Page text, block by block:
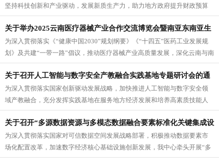
坚持科技创新和产业驱动，发展新质生产力，助力地方政府提升财政预算
管理水平，提高政府投融资能力...
关于举办2025云南医疗器械产业合作交流博览会暨南亚东南亚生
命科学产业创新发展论坛的通知
为深入贯彻落实《“健康中国2030”规划纲要》《“十四五”医药工业发展规
划》及共建“一带一路”倡议，推动医疗器械产业高质量发展，深化云南与南
亚东南亚国家在生命科...
关于召开人工智能与数字安全产教融合实践基地专题研讨会的通
知
为深入贯彻落实国家创新驱动发展战略，加快推进人工智能与数字安全领
域产教融合，充分发挥实践基地在服务地方经济发展和培养高素质技能人
才方面的重要作用，东方企业创新发...
关于召开“多源数据资源与多模态数据融合要素标准化关键集成设
施与数据链集成芯片”课题研发成果专家评审会的通知
为深入贯彻落实国家对可信数据空间发展战略部署，积极推动数据要素市
场化配置改革，加速数字经济核心基础设施创新发展，我中心牵头开展“多
源数据资源与多模态数据融合要素...